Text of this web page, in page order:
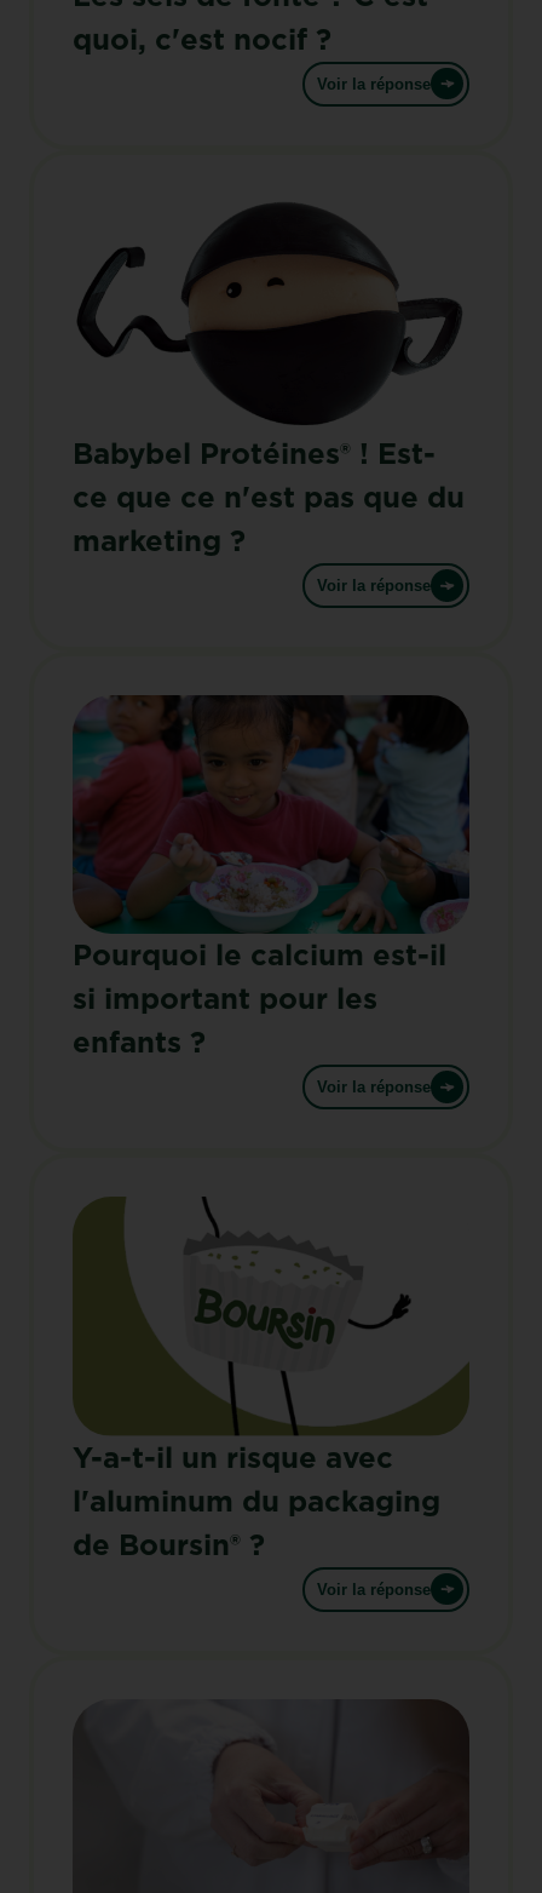
quoi, c'est nocif ?
Voir la réponse
Babybel Protéines® ! Est-
ce que ce n'est pas que du
marketing ?
Voir la réponse
Pourquoi le calcium est-il
si important pour les
enfants ?
Voir la réponse
Y-a-t-il un risque avec
l'aluminum du packaging
de Boursin® ?
Voir la réponse